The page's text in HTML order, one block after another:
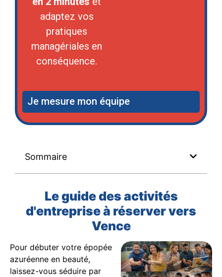
adaptez vos
pratiques
managériales en
conséquence.
Je mesure mon équipe
Sommaire
Le guide des activités
d'entreprise à réserver vers
Vence
Pour débuter votre épopée
azuréenne en beauté,
laissez-vous séduire par